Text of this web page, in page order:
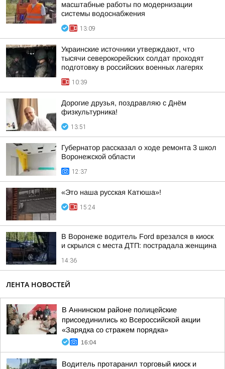
масштабные работы по модернизации
системы водоснабжения
13:09
Украинские источники утверждают, что
тысячи северокорейских солдат проходят
подготовку в российских военных лагерях
10:39
Дорогие друзья, поздравляю с Днём
физкультурника!
13:51
Губернатор рассказал о ходе ремонта 3 школ
Воронежской области
12:37
«Это наша русская Катюша»!
15:24
В Воронеже водитель Ford врезался в киоск
и скрылся с места ДТП: пострадала женщина
14:36
ЛЕНТА НОВОСТЕЙ
В Аннинском районе полицейские
присоединились ко Всероссийской акции
«Зарядка со стражем порядка»
16:04
Водитель протаранил торговый киоск и